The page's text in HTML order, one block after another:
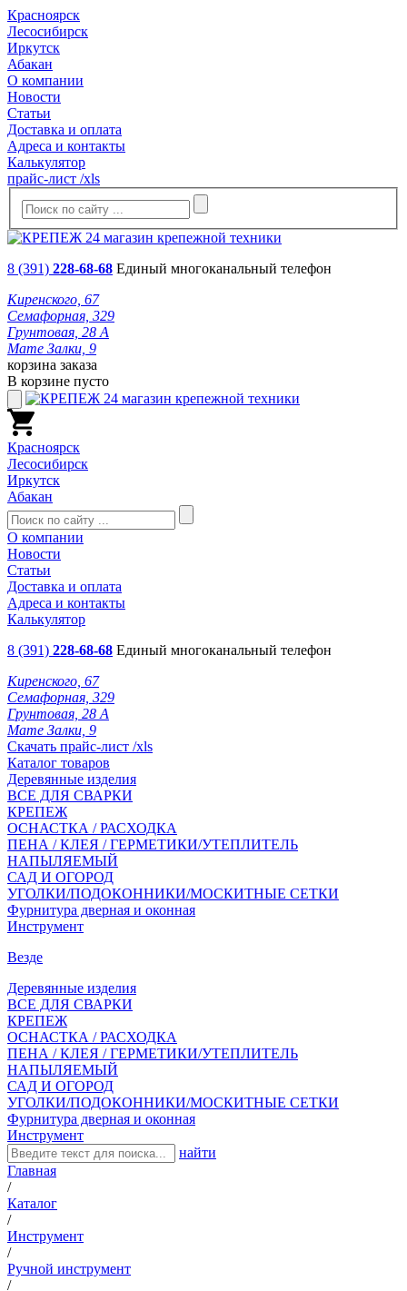
Красноярск
Лесосибирск
Иркутск
Абакан
О компании
Новости
Статьи
Доставка и оплата
Адреса и контакты
Калькулятор
прайс-лист /xls
8 (391) 228-68-68 Единый многоканальный телефон
Киренского, 67
Семафорная, 329
Грунтовая, 28 А
Мате Залки, 9
корзина заказа
В корзине пусто
Красноярск
Лесосибирск
Иркутск
Абакан
О компании
Новости
Статьи
Доставка и оплата
Адреса и контакты
Калькулятор
8 (391) 228-68-68 Единый многоканальный телефон
Киренского, 67
Семафорная, 329
Грунтовая, 28 А
Мате Залки, 9
Скачать прайс-лист /xls
Каталог товаров
Деревянные изделия
ВСЕ ДЛЯ СВАРКИ
КРЕПЕЖ
ОСНАСТКА / РАСХОДКА
ПЕНА / КЛЕЯ / ГЕРМЕТИКИ/УТЕПЛИТЕЛЬ
НАПЫЛЯЕМЫЙ
САД И ОГОРОД
УГОЛКИ/ПОДОКОННИКИ/МОСКИТНЫЕ СЕТКИ
Фурнитура дверная и оконная
Инструмент
Везде
Деревянные изделия
ВСЕ ДЛЯ СВАРКИ
КРЕПЕЖ
ОСНАСТКА / РАСХОДКА
ПЕНА / КЛЕЯ / ГЕРМЕТИКИ/УТЕПЛИТЕЛЬ
НАПЫЛЯЕМЫЙ
САД И ОГОРОД
УГОЛКИ/ПОДОКОННИКИ/МОСКИТНЫЕ СЕТКИ
Фурнитура дверная и оконная
Инструмент
найти
Главная
/
Каталог
/
Инструмент
/
Ручной инструмент
/